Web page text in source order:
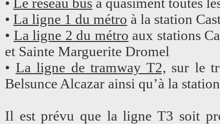
• Le réseau bus à quasiment toutes
• La ligne 1 du métro à la station
• La ligne 2 du métro aux stations
et Sainte Marguerite Dromel
• La ligne de tramway T2, sur le
Belsunce Alcazar ainsi qu’à la
Il est prévu que la ligne T3 soit